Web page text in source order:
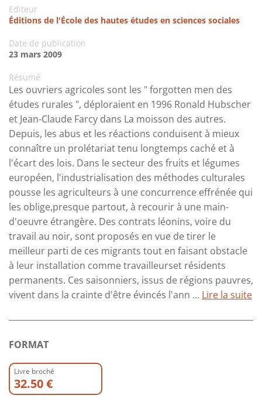
Editeur
Éditions de l'École des hautes études en sciences sociales
Date de publication
23 mars 2009
Résumé
Les ouvriers agricoles sont les " forgotten men des
études rurales ", déploraient en 1996 Ronald Hubscher
et Jean-Claude Farcy dans La moisson des autres.
Depuis, les abus et les réactions conduisent à mieux
connaître un prolétariat tenu longtemps caché et à
l'écart des lois. Dans le secteur des fruits et légumes
européen, l'industrialisation des méthodes culturales
pousse les agriculteurs à une concurrence effrénée qui
les oblige,presque partout, à recourir à une main-
d'oeuvre étrangère. Des contrats léonins, voire du
travail au noir, sont proposés en vue de tirer le
meilleur parti de ces migrants tout en faisant obstacle
à leur installation comme travailleurset résidents
permanents. Ces saisonniers, issus de régions pauvres,
vivent dans la crainte d'être évincés l'ann ... Lire la suite
FORMAT
Livre broché
32.50 €